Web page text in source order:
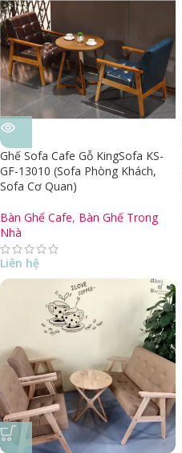
Ghế Sofa Cafe Gỗ KingSofa KS-
GF-13010 (Sofa Phòng Khách,
Sofa Cơ Quan)
Bàn Ghế Cafe, Bàn Ghế Trong
Nhà
Liên hệ